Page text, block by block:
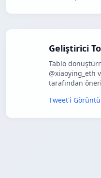
Geliştirici
Tablo
@xiaoying_eth
tarafından
Tweet'i